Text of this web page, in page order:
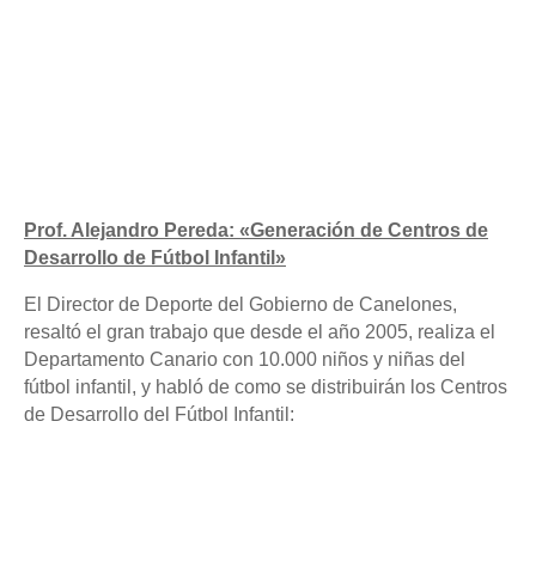
Prof. Alejandro Pereda: «Generación de Centros de
Desarrollo de Fútbol Infantil»
El Director de Deporte del Gobierno de Canelones,
resaltó el gran trabajo que desde el año 2005, realiza el
Departamento Canario con 10.000 niños y niñas del
fútbol infantil, y habló de como se distribuirán los Centros
de Desarrollo del Fútbol Infantil: